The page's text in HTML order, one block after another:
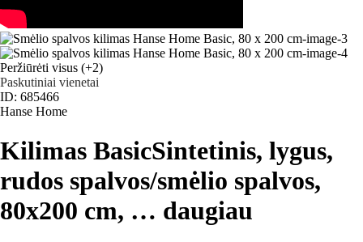
Peržiūrėti visus (+2)
Paskutiniai vienetai
ID: 685466
Hanse Home
Kilimas BasicSintetinis, lygus,
rudos spalvos/smėlio spalvos,
80x200 cm, … daugiau